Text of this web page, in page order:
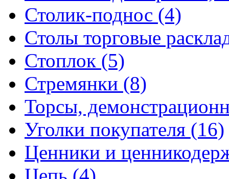
Столик-поднос (4)
Столы торговые
Стоплок (5)
Стремянки (8)
Торсы,
Уголки покупателя (16)
Ценники и